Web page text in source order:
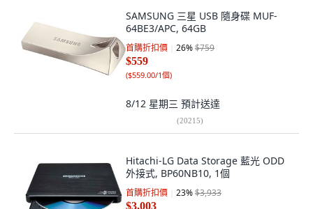
SAMSUNG 三星 USB 隨身碟 MUF-
64BE3/APC, 64GB
首購折扣價 26%$759
$559
($559.00/1個)
8/12 星期三 預計送達
(20215)
Hitachi-LG Data Storage 藍光 ODD
外接式, BP60NB10, 1個
首購折扣價 23%$3,933
$3,003